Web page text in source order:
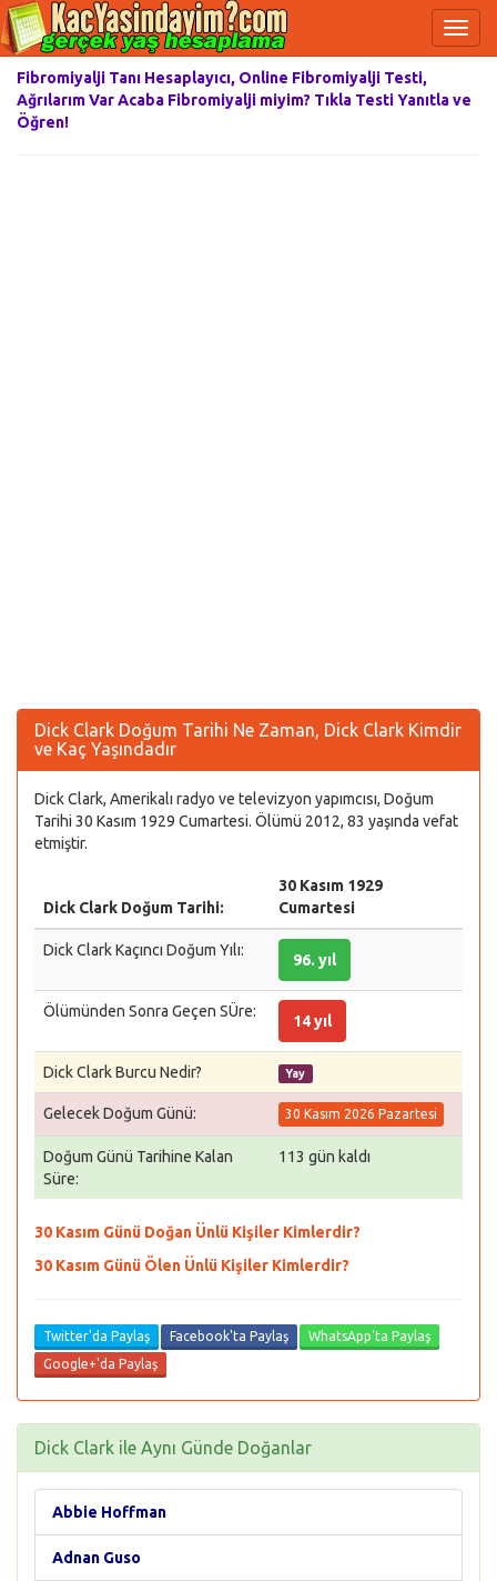
Fibromiyalji Tanı Hesaplayıcı, Online Fibromiyalji Testi,
Ağrılarım Var Acaba Fibromiyalji miyim? Tıkla Testi Yanıtla ve
Öğren!
Dick Clark Doğum Tarihi Ne Zaman, Dick Clark Kimdir
ve Kaç Yaşındadır
Dick Clark, Amerikalı radyo ve televizyon yapımcısı, Doğum
Tarihi 30 Kasım 1929 Cumartesi. Ölümü 2012, 83 yaşında vefat
etmiştir.
Dick Clark Doğum Tarihi:
30 Kasım 1929
Cumartesi
Dick Clark Kaçıncı Doğum Yılı:
96. yıl
Ölümünden Sonra Geçen SÜre:
14 yıl
Dick Clark Burcu Nedir? Yay
Gelecek Doğum Günü: 30 Kasım 2026 Pazartesi
Doğum Günü Tarihine Kalan
Süre:
113 gün kaldı
30 Kasım Günü Doğan Ünlü Kişiler Kimlerdir?
30 Kasım Günü Ölen Ünlü Kişiler Kimlerdir?
Twitter'da Paylaş Facebook'ta Paylaş
WhatsApp'ta Paylaş
Google+'da Paylaş
Dick Clark ile Aynı Günde Doğanlar
Abbie Hoffman
Adnan Guso